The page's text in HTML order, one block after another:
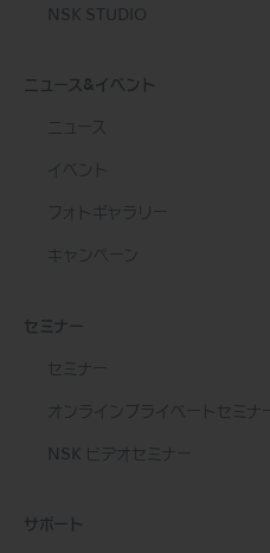
NSK STUDIO
ニュース&イベント
ニュース
イベント
フォトギャラリー
キャンペーン
セミナー
セミナー
オンラインプライベートセミナー
NSK ビデオセミナー
サポート